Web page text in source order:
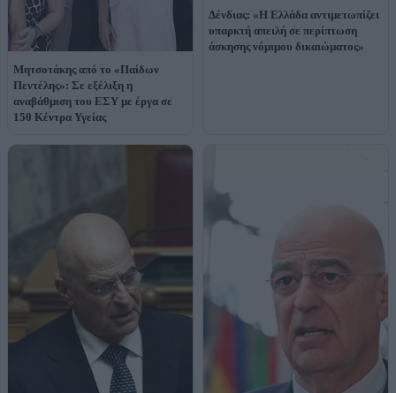
Μητσοτάκης από το «Παίδων
Πεντέλης»: Σε εξέλιξη η
αναβάθμιση του ΕΣΥ με έργα σε
150 Κέντρα Υγείας
Δένδιας: «Η Ελλάδα αντιμετωπίζει
υπαρκτή απειλή σε περίπτωση
άσκησης νόμιμου δικαιώματος»